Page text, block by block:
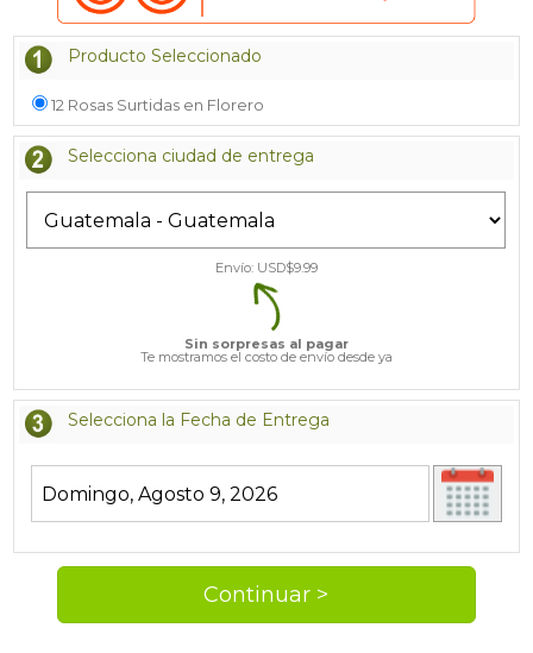
Producto Seleccionado
12 Rosas Surtidas en Florero
Selecciona ciudad de entrega
Envío: USD$9.99
Sin sorpresas al pagar
Te mostramos el costo de envío desde ya
Selecciona la Fecha de Entrega